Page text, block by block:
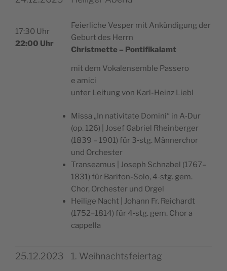
17:30 Uhr
22:00 Uhr
Fei­er­li­che Ves­per mit Ankün­di­gung der
Geburt des Herrn
Christ­met­te – Pontifikalamt
mit dem Vokal­ensem­ble Pas­se­ro
e amici
unter Lei­tung von Karl-Heinz Liebl
Mis­sa „In nati­vi­ta­te Domi­ni“ in A‑Dur
(op. 126) | Josef Gabri­el Rhein­ber­ger
(1839 – 1901) für 3‑stg. Män­ner­chor
und Orchester
Tran­sea­mus | Joseph Schna­bel (1767–
1831) für Bari­ton-Solo, 4‑stg. gem.
Chor, Orches­ter und Orgel
Hei­li­ge Nacht | Johann Fr. Rei­chardt
(1752–1814) für 4‑stg. gem. Chor a
cappella
25.12.2023 1. Weihnachtsfeiertag